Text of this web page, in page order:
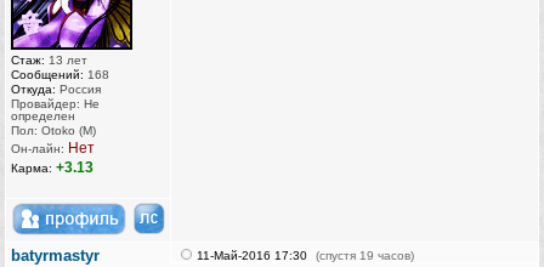
Стаж: 13 лет
Сообщений: 168
Откуда: Россия
Провайдер: Не
определен
Пол: Otoko (M)
Он-лайн: Нет
Карма: +3.13
batyrmastyr 11-Май-2016 17:30 (спустя 19 часов)